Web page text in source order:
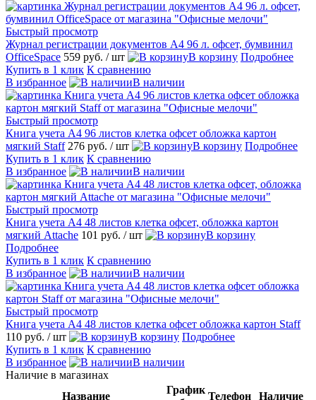
Быстрый просмотр
Журнал регистрации документов А4 96 л. офсет, бумвинил
OfficeSpace 559 руб. / шт В корзину Подробнее
Купить в 1 клик К сравнению
В избранное
В наличии
Быстрый просмотр
Книга учета А4 96 листов клетка офсет обложка картон
мягкий Staff 276 руб. / шт В корзину Подробнее
Купить в 1 клик К сравнению
В избранное
В наличии
Быстрый просмотр
Книга учета А4 48 листов клетка офсет, обложка картон
мягкий Attache 101 руб. / шт
В корзину
Подробнее
Купить в 1 клик К сравнению
В избранное
В наличии
Быстрый просмотр
Книга учета А4 48 листов клетка офсет обложка картон Staff
110 руб. / шт В корзину Подробнее
Купить в 1 клик К сравнению
В избранное
В наличии
Наличие в магазинах
Название
График
Телефон Наличие